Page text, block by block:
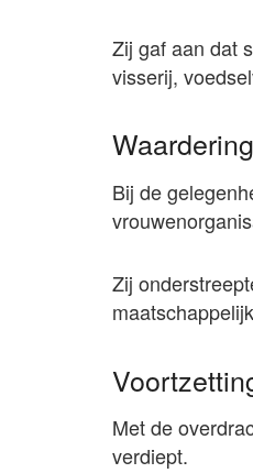
Zij gaf aan dat
visserij,
Bij de
Zij
Met de
verdiept.